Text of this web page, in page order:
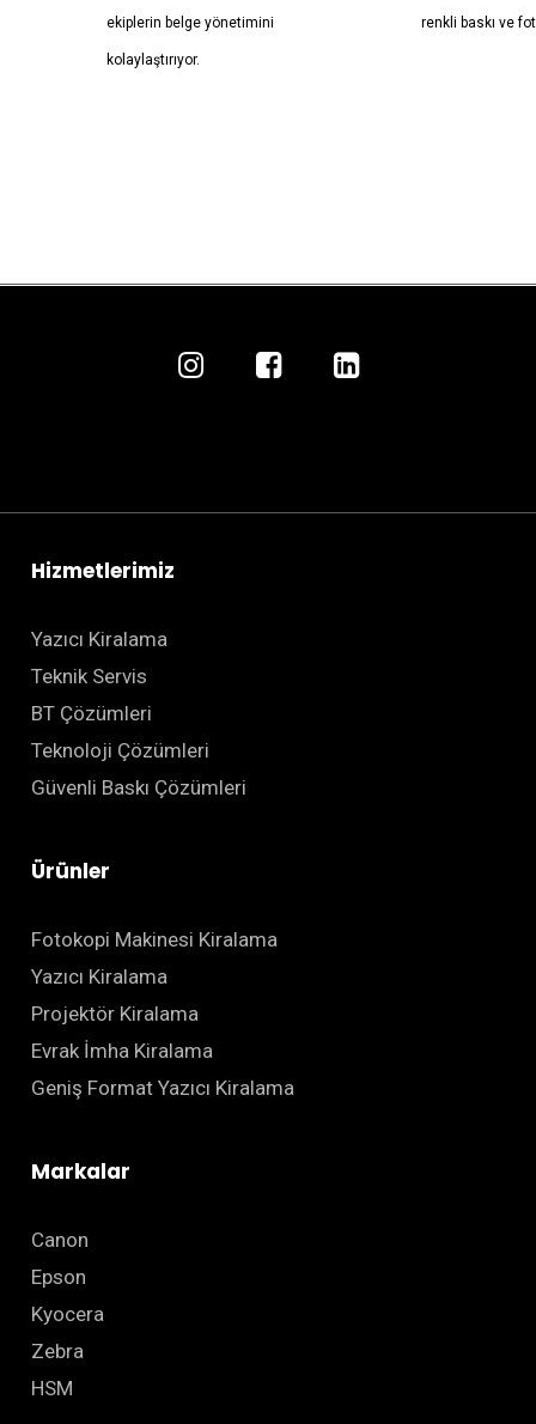
ekiplerin belge yönetimini
kolaylaştırıyor.
renkli baskı ve
Hizmetlerimiz
Yazıcı Kiralama
Teknik Servis
BT Çözümleri
Teknoloji Çözümleri
Güvenli Baskı Çözümleri
Ürünler
Fotokopi Makinesi Kiralama
Yazıcı Kiralama
Projektör Kiralama
Evrak İmha Kiralama
Geniş Format Yazıcı Kiralama
Markalar
Canon
Epson
Kyocera
Zebra
HSM